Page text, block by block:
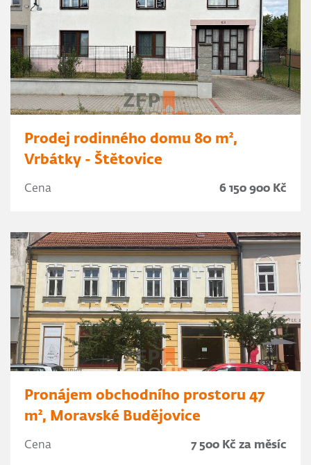
Prodej rodinného domu 80 m²,
Vrbátky - Štětovice
Cena 6 150 900 Kč
Pronájem obchodního prostoru 47
m², Moravské Budějovice
Cena 7 500 Kč za měsíc